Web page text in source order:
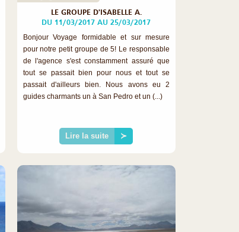
LE GROUPE D'ISABELLE A.
DU 11/03/2017 AU 25/03/2017
Bonjour Voyage formidable et sur mesure
pour notre petit groupe de 5! Le responsable
de l'agence s'est constamment assuré que
tout se passait bien pour nous et tout se
passait d'ailleurs bien. Nous avons eu 2
guides charmants un à San Pedro et un (...)
Lire la suite ≻